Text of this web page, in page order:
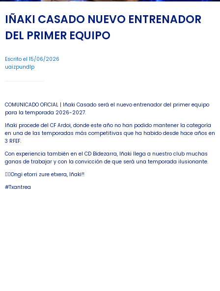
IÑAKI CASADO NUEVO ENTRENADOR
DEL PRIMER EQUIPO
Escrito el 15/06/2026
uaizpundlp
COMUNICADO OFICIAL | Iñaki Casado será el nuevo entrenador del primer equipo
para la temporada 2026-2027.
Iñaki procede del CF Ardoi, donde este año no han podido mantener la categoría
en una de las temporadas más competitivas que ha habido desde hace años en
3 RFEF.
Con experiencia también en el CD Bidezarra, Iñaki llega a nuestro club muchas
ganas de trabajar y con la convicción de que será una temporada ilusionante.
🙋‍♂️Ongi etorri zure etxera, Iñaki!!
#Txantrea